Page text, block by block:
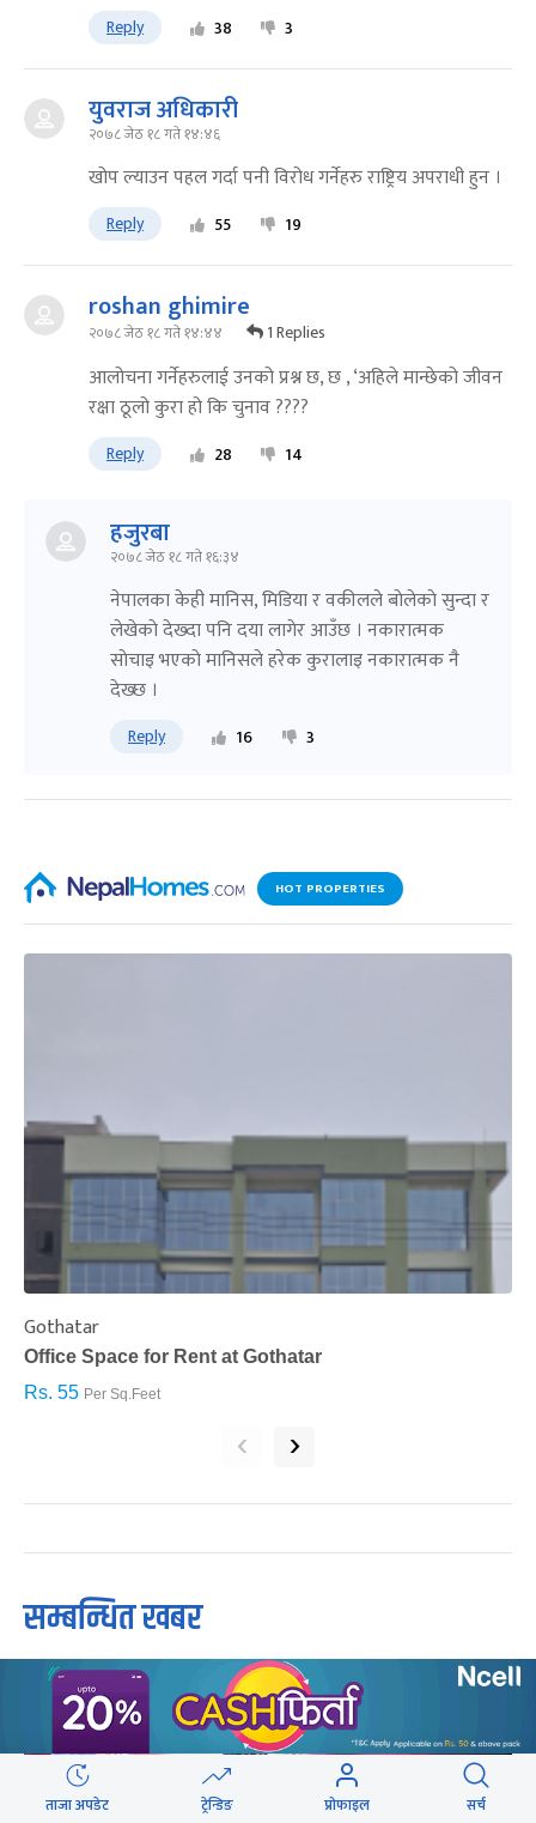
Reply 38 3
युवराज अधिकारी
२०७८ जेठ १८ गते १४:४६
खोप ल्याउन पहल गर्दा पनी विरोध गर्नेहरु राष्ट्रिय अपराधी हुन ।
Reply 55 19
roshan ghimire
२०७८ जेठ १८ गते १४:४४ 1 Replies
आलोचना गर्नेहरुलाई उनको प्रश्न छ, छ , ‘अहिले मान्छेको जीवन
रक्षा ठूलो कुरा हो कि चुनाव ????
Reply 28 14
हजुरबा
२०७८ जेठ १८ गते १६:३४
नेपालका केही मानिस, मिडिया र वकीलले बाेलेकाे सुन्दा र
लेखेकाे देख्दा पनि दया लागेर आउँछ । नकारात्मक
साेचाइ भएकाे मानिसले हरेक कुरालाइ नकारात्मक नै
देख्छ ।
Reply 16 3
HOT PROPERTIES
Gothatar
Office Space for Rent at Gothatar
Rs. 55 Per Sq.Feet
‹ ›
सम्बन्धित खबर
ताजा अपडेट ट्रेन्डिङ प्रोफाइल सर्च